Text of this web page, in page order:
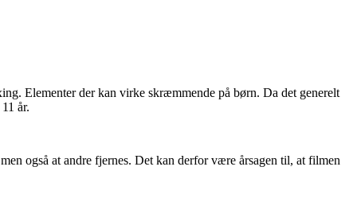
Elementer der kan virke skræmmende på børn. Da det generelt
år.
også at andre fjernes. Det kan derfor være årsagen til, at filmen